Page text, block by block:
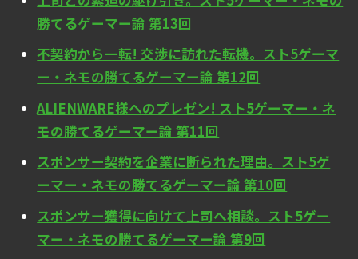
勝てるゲーマー論 第13回
不契約から一転! 交渉に訪れた転機。スト5ゲーマ
ー・ネモの勝てるゲーマー論 第12回
ALIENWARE様へのプレゼン! スト5ゲーマー・ネ
モの勝てるゲーマー論 第11回
スポンサー契約を企業に断られた理由。スト5ゲ
ーマー・ネモの勝てるゲーマー論 第10回
スポンサー獲得に向けて上司へ相談。スト5ゲー
マー・ネモの勝てるゲーマー論 第9回